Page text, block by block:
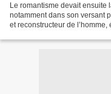
Le romantisme devait ensuite
notamment dans son versant
et reconstructeur de